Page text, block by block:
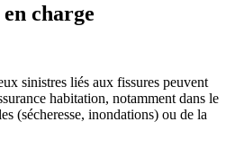
charge
sinistres liés aux fissures peuvent
habitation, notamment dans le
(sécheresse, inondations) ou de la